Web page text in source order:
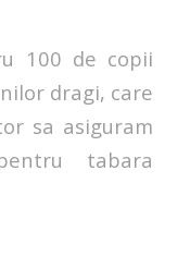
100 de copii
dragi, care
sa asiguram
tabara